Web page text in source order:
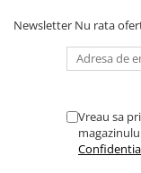
Newsletter Nu rata
Vreau sa